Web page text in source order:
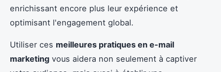
enrichissant encore plus leur expérience et
optimisant l'engagement global.
Utiliser ces meilleures pratiques en e-mail
marketing vous aidera non seulement à captiver